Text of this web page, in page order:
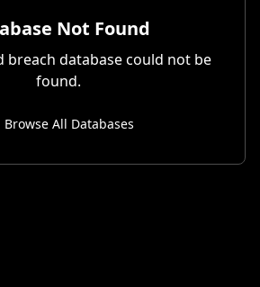
Not Found
breach database could not be
found.
Browse All Databases